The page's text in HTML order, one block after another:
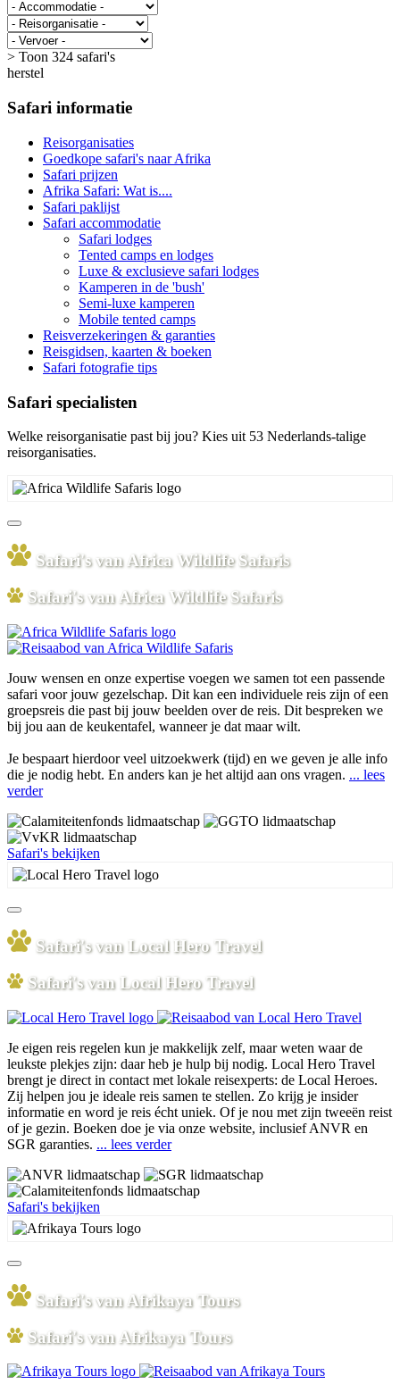
> Toon 324 safari's
herstel
Safari informatie
Reisorganisaties
Goedkope safari's naar Afrika
Safari prijzen
Afrika Safari: Wat is....
Safari paklijst
Safari accommodatie
Safari lodges
Tented camps en lodges
Luxe & exclusieve safari lodges
Kamperen in de 'bush'
Semi-luxe kamperen
Mobile tented camps
Reisverzekeringen & garanties
Reisgidsen, kaarten & boeken
Safari fotografie tips
Safari specialisten
Welke reisorganisatie past bij jou? Kies uit 53 Nederlands-talige
reisorganisaties.
Safari's van Africa Wildlife Safaris
Safari's van Africa Wildlife Safaris
Jouw wensen en onze expertise voegen we samen tot een passende
safari voor jouw gezelschap. Dit kan een individuele reis zijn of een
groepsreis die past bij jouw beelden over de reis. Dit bespreken we
bij jou aan de keukentafel, wanneer je dat maar wilt.
Je bespaart hierdoor veel uitzoekwerk (tijd) en we geven je alle info
die je nodig hebt. En anders kan je het altijd aan ons vragen. ... lees
verder
Safari's bekijken
Safari's van Local Hero Travel
Safari's van Local Hero Travel
Je eigen reis regelen kun je makkelijk zelf, maar weten waar de
leukste plekjes zijn: daar heb je hulp bij nodig. Local Hero Travel
brengt je direct in contact met lokale reisexperts: de Local Heroes.
Zij helpen jou je ideale reis samen te stellen. Zo krijg je insider
informatie en word je reis écht uniek. Of je nou met zijn tweeën reist
of je gezin. Boeken doe je via onze website, inclusief ANVR en
SGR garanties. ... lees verder
Safari's bekijken
Safari's van Afrikaya Tours
Safari's van Afrikaya Tours